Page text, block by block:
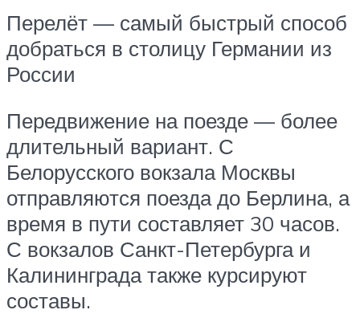
Перелёт — самый быстрый способ
добраться в столицу Германии из
России
Передвижение на поезде — более
длительный вариант. С
Белорусского вокзала Москвы
отправляются поезда до Берлина, а
время в пути составляет 30 часов.
С вокзалов Санкт-Петербурга и
Калининграда также курсируют
составы.